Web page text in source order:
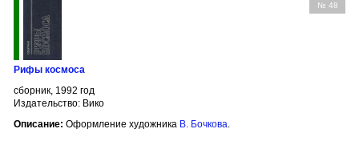
№ 48
Рифы космоса
сборник, 1992 год
Издательство: Вико
Описание: Оформление художника В. Бочкова.